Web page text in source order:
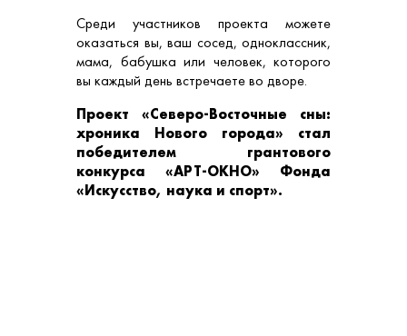
Среди участников проекта можете
оказаться вы, ваш сосед, одноклассник,
мама, бабушка или человек, которого
вы каждый день встречаете во дворе.
Проект «Северо-Восточные сны:
хроника Нового города» стал
победителем грантового
конкурса «АРТ-ОКНО» Фонда
«Искусство, наука и спорт».